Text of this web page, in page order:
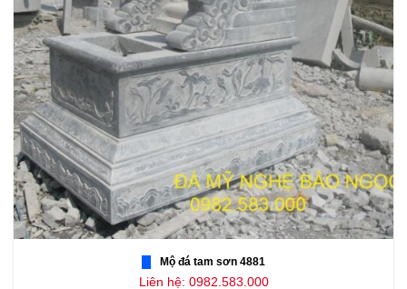
Mộ đá tam sơn 4881
Liên hệ: 0982.583.000